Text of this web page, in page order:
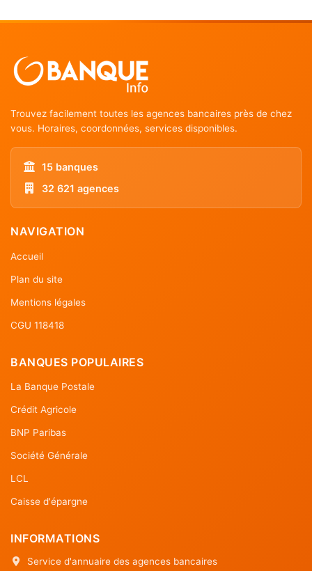
Trouvez facilement toutes les agences bancaires près de chez
vous. Horaires, coordonnées, services disponibles.
15 banques
32 621 agences
NAVIGATION
Accueil
Plan du site
Mentions légales
CGU 118418
BANQUES POPULAIRES
La Banque Postale
Crédit Agricole
BNP Paribas
Société Générale
LCL
Caisse d'épargne
INFORMATIONS
Service d'annuaire des agences bancaires